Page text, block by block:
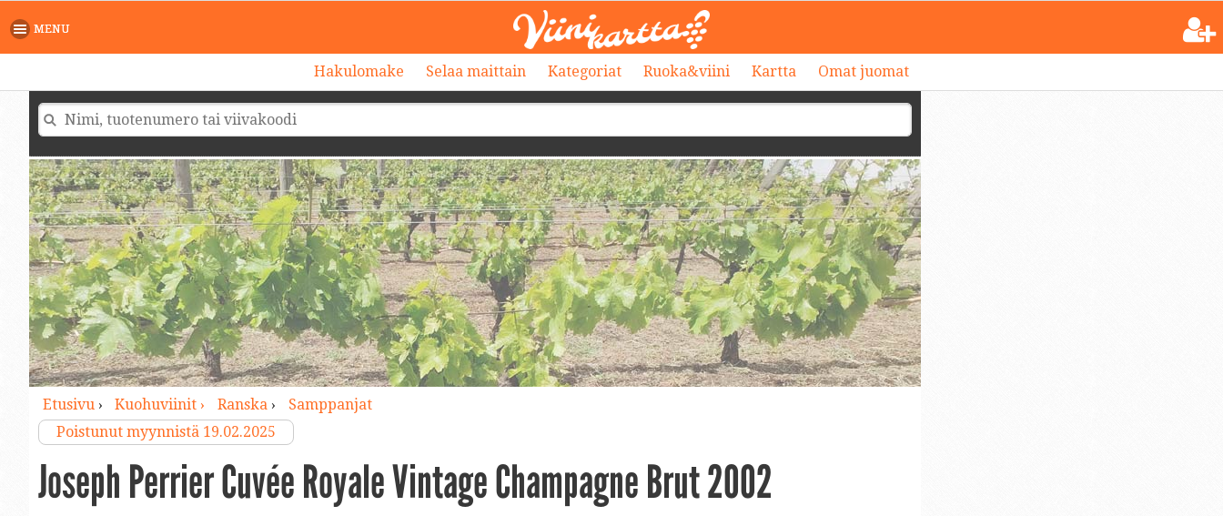
MENU
Hakulomake Selaa maittain Kategoriat Ruoka&viini Kartta Omat juomat
Etusivu› Kuohuviinit › Ranska›
Samppanjat
Poistunut myynnistä 19.02.2025
Joseph Perrier Cuvée Royale Vintage Champagne Brut 2002